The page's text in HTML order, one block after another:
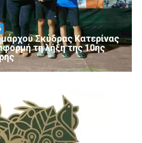
Σκύδρας Κατερίνας
τη λήξη της 10ης